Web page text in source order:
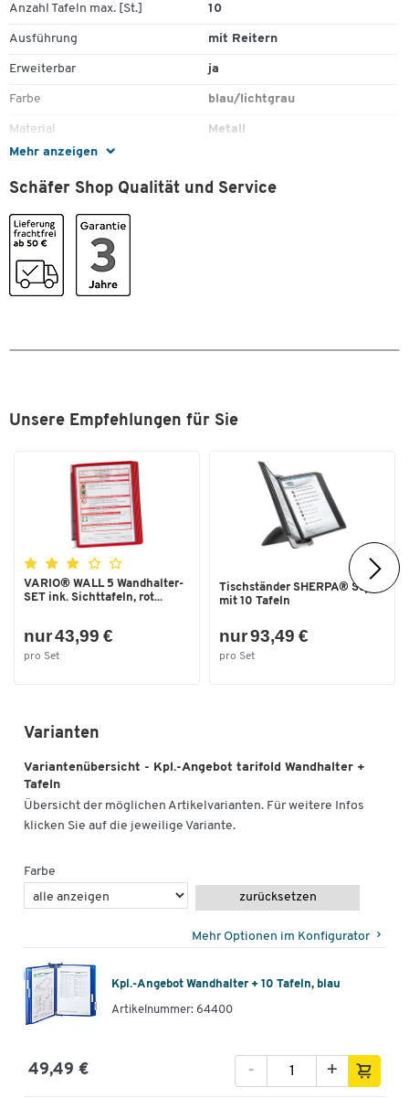
Mehr anzeigen
Anzahl Tafeln max. [St.] 10
Ausführung mit Reitern
Erweiterbar ja
Farbe blau/lichtgrau
Material Metall
Register
Tafeln inkl. ja
Typ
Schäfer Shop Qualität und Service
Unsere Empfehlungen für Sie
VARIO® WALL 5 Wandhalter-
SET ink. Sichttafeln, rot...
nur 43,99 €
pro Set
Tischständer SHERPA® Style
mit 10 Tafeln
nur 93,49 €
pro Set
Varianten
Variantenübersicht - Kpl.-Angebot tarifold Wandhalter +
Tafeln
Übersicht der möglichen Artikelvarianten. Für weitere Infos
klicken Sie auf die jeweilige Variante.
Farbe
zurücksetzen
Mehr Optionen im Konfigurator
Kpl.-Angebot Wandhalter + 10 Tafeln, blau
Artikelnummer: 64400
49,49 € +
-